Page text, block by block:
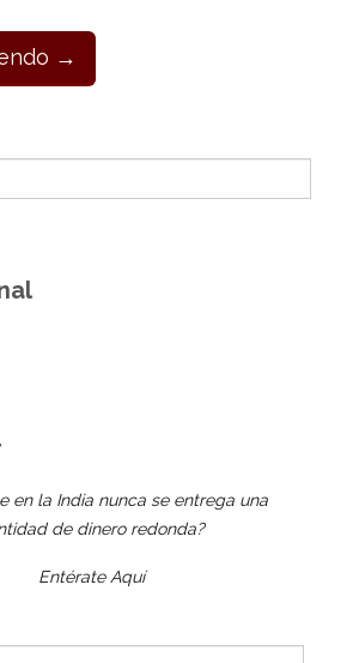
→
en la India nunca se entrega una
de dinero redonda?
Entérate Aquí